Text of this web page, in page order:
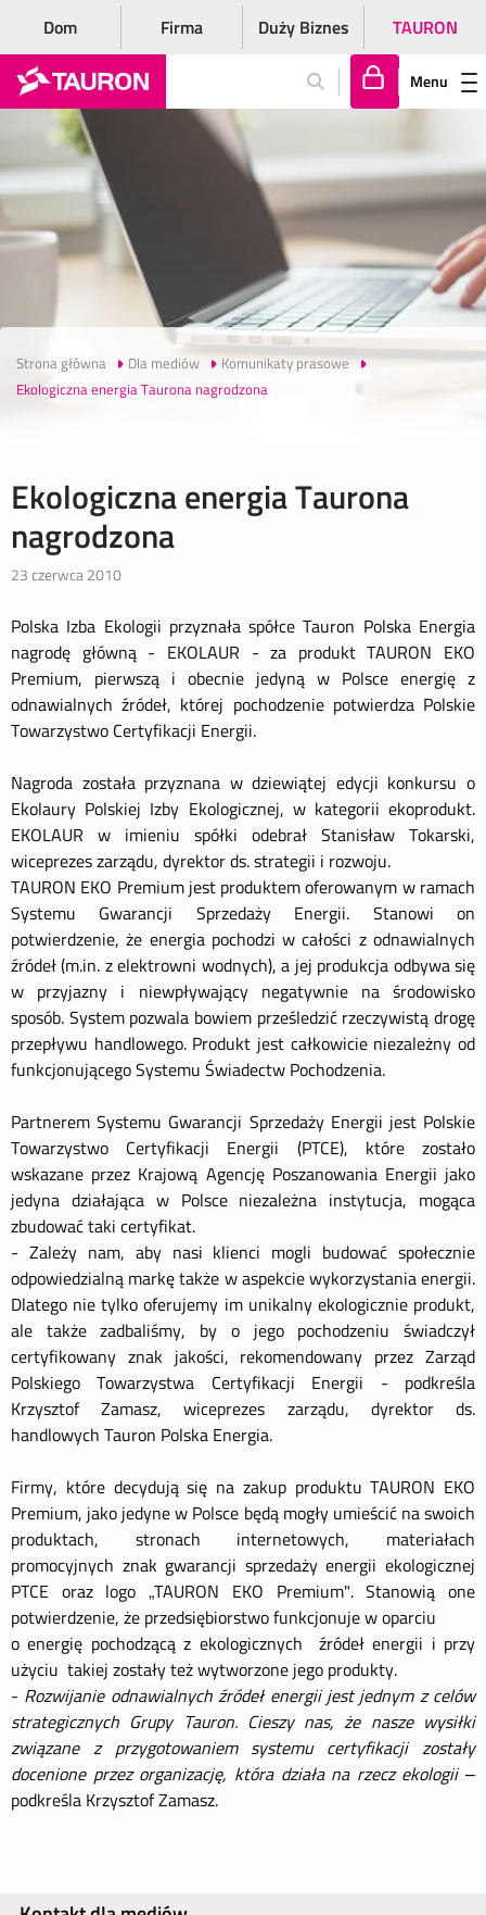
Dom Firma Duży Biznes TAURON
lo
gu
j
si
ę
Menu
Strona główna Dla mediów
Komunikaty prasowe
Ekologiczna energia Taurona nagrodzona
Ekologiczna energia Taurona
nagrodzona
23 czerwca 2010
Polska Izba Ekologii przyznała spółce Tauron Polska Energia
nagrodę główną - EKOLAUR - za produkt TAURON EKO
Premium, pierwszą i obecnie jedyną w Polsce energię z
odnawialnych źródeł, której pochodzenie potwierdza Polskie
Towarzystwo Certyfikacji Energii.
Nagroda została przyznana w dziewiątej edycji konkursu o
Ekolaury Polskiej Izby Ekologicznej, w kategorii ekoprodukt.
EKOLAUR w imieniu spółki odebrał Stanisław Tokarski,
wiceprezes zarządu, dyrektor ds. strategii i rozwoju.
TAURON EKO Premium jest produktem oferowanym w ramach
Systemu Gwarancji Sprzedaży Energii. Stanowi on
potwierdzenie, że energia pochodzi w całości z odnawialnych
źródeł (m.in. z elektrowni wodnych), a jej produkcja odbywa się
w przyjazny i niewpływający negatywnie na środowisko
sposób. System pozwala bowiem prześledzić rzeczywistą drogę
przepływu handlowego. Produkt jest całkowicie niezależny od
funkcjonującego Systemu Świadectw Pochodzenia.
Partnerem Systemu Gwarancji Sprzedaży Energii jest Polskie
Towarzystwo Certyfikacji Energii (PTCE), które zostało
wskazane przez Krajową Agencję Poszanowania Energii jako
jedyna działająca w Polsce niezależna instytucja, mogąca
zbudować taki certyfikat.
- Zależy nam, aby nasi klienci mogli budować społecznie
odpowiedzialną markę także w aspekcie wykorzystania energii.
Dlatego nie tylko oferujemy im unikalny ekologicznie produkt,
ale także zadbaliśmy, by o jego pochodzeniu świadczył
certyfikowany znak jakości, rekomendowany przez Zarząd
Polskiego Towarzystwa Certyfikacji Energii - podkreśla
Krzysztof Zamasz, wiceprezes zarządu, dyrektor ds.
handlowych Tauron Polska Energia.
Firmy, które decydują się na zakup produktu TAURON EKO
Premium, jako jedyne w Polsce będą mogły umieścić na swoich
produktach, stronach internetowych, materiałach
promocyjnych znak gwarancji sprzedaży energii ekologicznej
PTCE oraz logo „TAURON EKO Premium". Stanowią one
potwierdzenie, że przedsiębiorstwo funkcjonuje w oparciu
o energię pochodzącą z ekologicznych źródeł energii i przy
użyciu takiej zostały też wytworzone jego produkty.
- Rozwijanie odnawialnych źródeł energii jest jednym z celów
strategicznych Grupy Tauron. Cieszy nas, że nasze wysiłki
związane z przygotowaniem systemu certyfikacji zostały
docenione przez organizację, która działa na rzecz ekologii–
podkreśla Krzysztof Zamasz.